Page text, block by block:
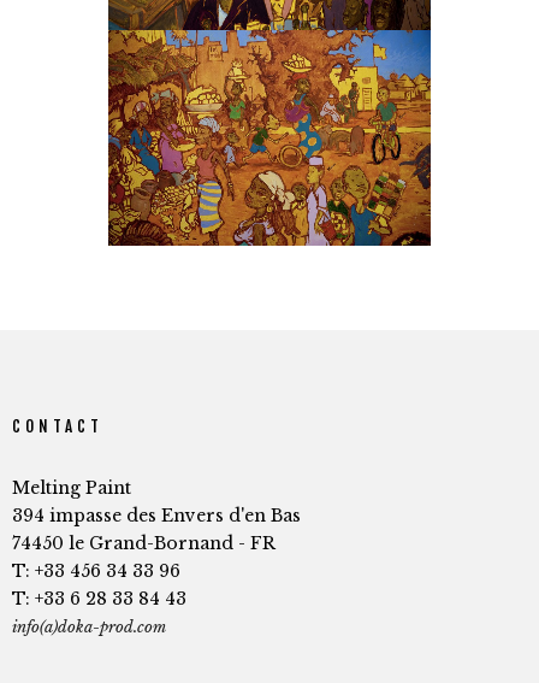
CONTACT
Melting Paint
394 impasse des Envers d'en Bas
74450 le Grand-Bornand - FR
T: +33 456 34 33 96
T: +33 6 28 33 84 43
info(a)doka-prod.com